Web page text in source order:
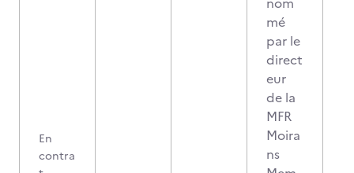
En
contra
mé
par le
direct
eur
de la
MFR
Moira
ns